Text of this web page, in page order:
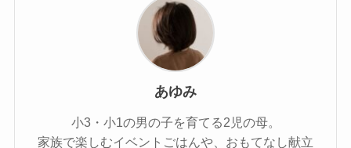
あゆみ
小3・小1の男の子を育てる2児の母。
家族で楽しむイベントごはんや、おもてなし献立